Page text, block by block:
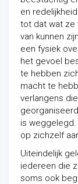
en
tot dat wat ze
van kunnen
een fysiek
het gevoel
te hebben
macht te
verlangens
is
op zichzelf
Uiteindelijk
iedereen die
soms ook